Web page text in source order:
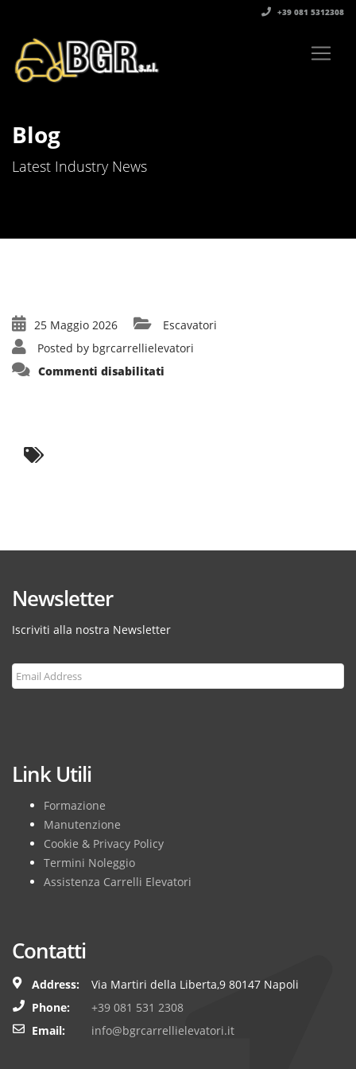
+39 081 5312308‬
Blog
Latest Industry News
25 Maggio 2026
Escavatori
Posted by bgrcarrellielevatori
Commenti disabilitati
Newsletter
Iscriviti alla nostra Newsletter
Link Utili
Formazione
Manutenzione
Cookie & Privacy Policy
Termini Noleggio
Assistenza Carrelli Elevatori
Contatti
Address:
Via Martiri della Liberta,9 80147 Napoli
Phone:
+39 081 531 2308
Email:
info@bgrcarrellielevatori.it